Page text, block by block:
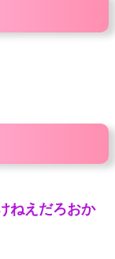
ねえだろおか